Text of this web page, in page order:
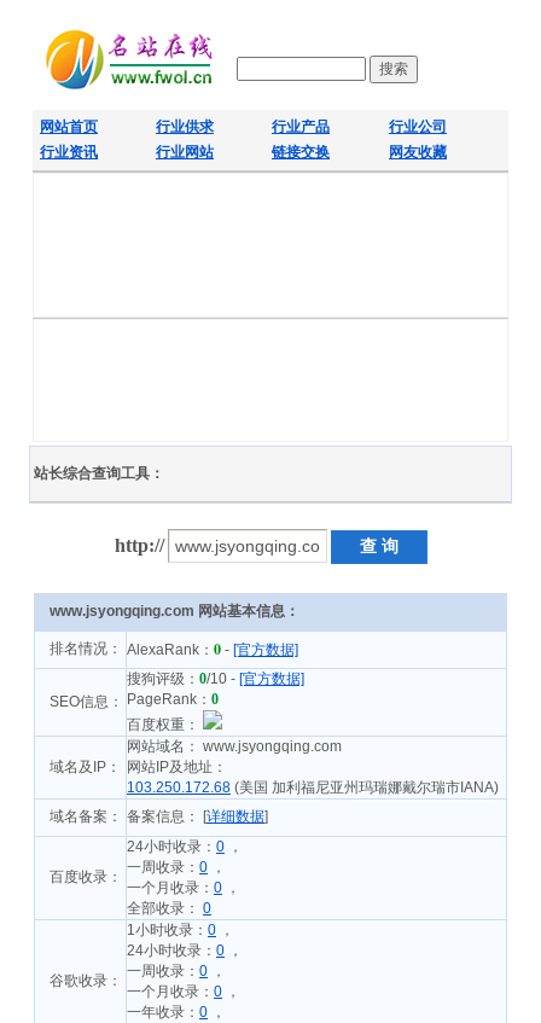
网站首页 行业供求 行业产品
行业公司
行业资讯
行业网站 链接交换 网友收藏
站长综合查询工具：
http://
www.jsyongqing.com 网站基本信息：
排名情况： AlexaRank： 0 - [官方数据]
SEO信息：
搜狗评级： 0/10 - [官方数据]
PageRank： 0
百度权重：
域名及IP：
网站域名： www.jsyongqing.com
网站IP及地址：
103.250.172.68 (美国 加利福尼亚州玛瑞娜戴尔瑞市IANA)
域名备案：
备案信息： [详细数据]
百度收录：
24小时收录： 0 ，
一周收录： 0 ，
一个月收录： 0 ，
全部收录： 0
谷歌收录：
1小时收录： 0 ，
24小时收录： 0 ，
一周收录： 0 ，
一个月收录： 0 ，
一年收录： 0 ，